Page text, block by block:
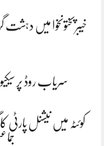
خیبرپختونخوا میں
سریاب روڈ پر سیکیورٹی مزید
کوئٹہ میں نیشنل پارٹی